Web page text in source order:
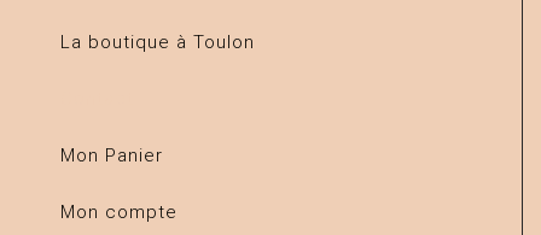
La boutique à Toulon
Mon Panier
Mon compte